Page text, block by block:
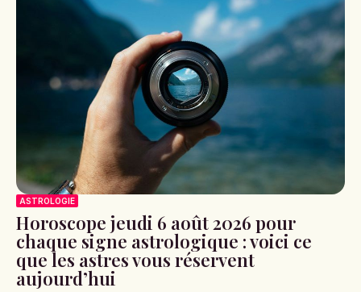
ASTROLOGIE
Horoscope jeudi 6 août 2026 pour
chaque signe astrologique : voici ce
que les astres vous réservent
aujourd’hui